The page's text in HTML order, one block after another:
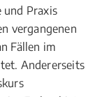
und Praxis
vergangenen
Fällen im
Andererseits